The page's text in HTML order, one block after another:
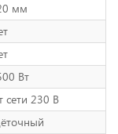
мм
Вт
сети 230 В